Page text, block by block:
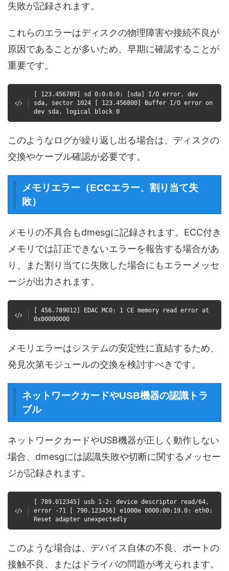
失敗が記録されます。
これらのエラーはディスクの物理障害や接続不良が
原因であることが多いため、早期に確認することが
重要です。
[ 123.456789] sd 0:0:0:0: [sda] I/O error, dev
sda, sector 1024 [ 123.456800] Buffer I/O error on
dev sda, logical block 0
このようなログが繰り返し出る場合は、ディスクの
交換やケーブル確認が必要です。
メモリエラー（ECCエラー、割り当て失
敗）
メモリの不具合もdmesgに記録されます。ECC付き
メモリでは訂正できないエラーを報告する場合があ
り、また割り当てに失敗した場合にもエラーメッセ
ージが出力されます。
[ 456.789012] EDAC MC0: 1 CE memory read error at
0x00000000
メモリエラーはシステムの安定性に直結するため、
発見次第モジュールの交換を検討すべきです。
ネットワークカードやUSB機器の認識トラ
ブル
ネットワークカードやUSB機器が正しく動作しない
場合、dmesgには認識失敗や切断に関するメッセー
ジが記録されます。
[ 789.012345] usb 1-2: device descriptor read/64,
error -71 [ 790.123456] e1000e 0000:00:19.0: eth0:
Reset adapter unexpectedly
このような場合は、デバイス自体の不良、ポートの
接触不良、またはドライバの問題が考えられます。